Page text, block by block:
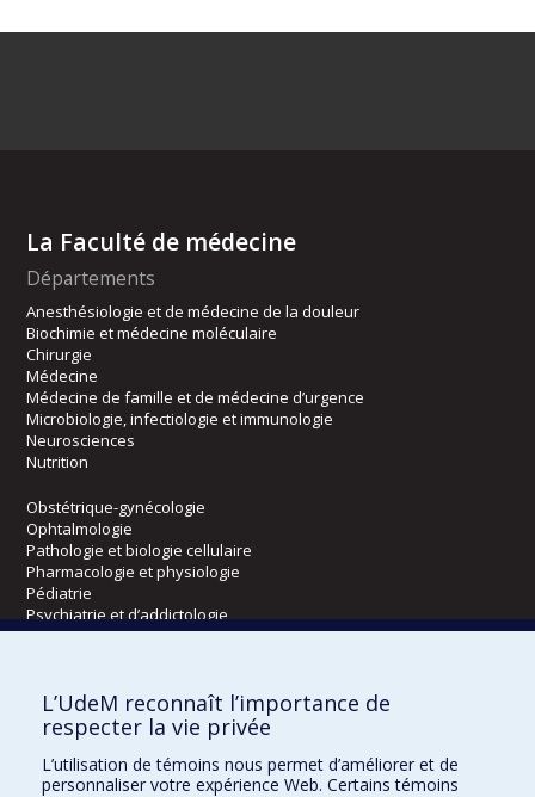
La Faculté de médecine
Départements
Anesthésiologie et de médecine de la douleur
Biochimie et médecine moléculaire
Chirurgie
Médecine
Médecine de famille et de médecine d’urgence
Microbiologie, infectiologie et immunologie
Neurosciences
Nutrition
Obstétrique-gynécologie
Ophtalmologie
Pathologie et biologie cellulaire
Pharmacologie et physiologie
Pédiatrie
Psychiatrie et d’addictologie
Radiologie, radio-oncologie et médecine nucléaire
Écoles
Orthophonie et audiologie
L’UdeM reconnaît l’importance de
respecter la vie privée
L’utilisation de témoins nous permet d’améliorer et de
personnaliser votre expérience Web. Certains témoins